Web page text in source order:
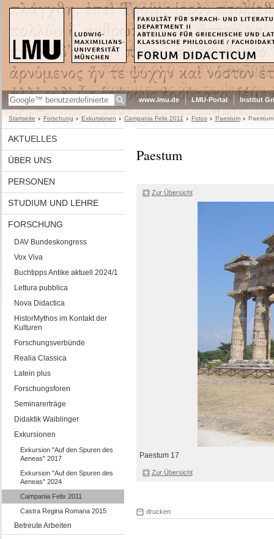
www.lmu.de LMU-Portal Institut
Startseite Forschung Exkursionen Campania Felix 2011 Fotos Paestum
AKTUELLES
ÜBER UNS
PERSONEN
STUDIUM UND LEHRE
FORSCHUNG
DAV Bundeskongress
Vox Viva
Buchtipps Antike aktuell 2024/1
Lettura pubblica
Nova Didactica
HistorMythos im Kontakt der
Kulturen
Forschungsverbünde
Realia Classica
Latein plus
Forschungsforen
Seminarerträge
Didaktik Waiblinger
Exkursionen
Exkursion "Auf den Spuren des
Aeneas" 2017
Exkursion "Auf den Spuren des
Aeneas" 2024
Campania Felix 2011
Castra Regina Romana 2015
Betreute Arbeiten
Paestum
Zur Übersicht
Paestum 17
Zur Übersicht
drucken